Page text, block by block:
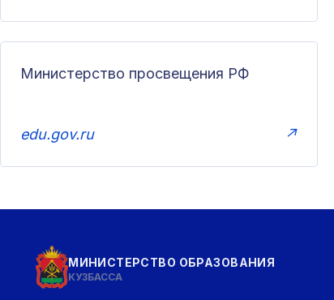
Министерство просвещения РФ
edu.gov.ru ↗
МИНИСТЕРСТВО ОБРАЗОВАНИЯ
КУЗБАССА